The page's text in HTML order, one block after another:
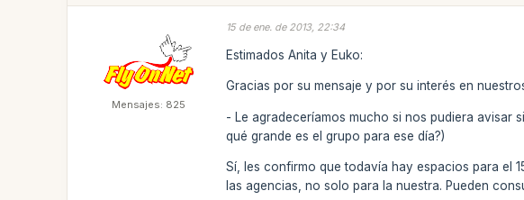
Mensajes: 825
15 de ene. de 2013, 22:34
Estimados Anita y Euko:
Gracias por su mensaje y por su interés en
- Le agradeceríamos mucho si nos pudiera avisar
qué grande es el grupo para ese día?)
Sí, les confirmo que todavía hay espacios para el
las agencias, no solo para la nuestra. Pueden